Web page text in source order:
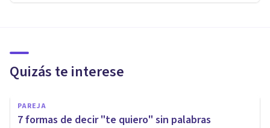
Quizás te interese
PAREJA
​7 formas de decir "te quiero" sin palabras